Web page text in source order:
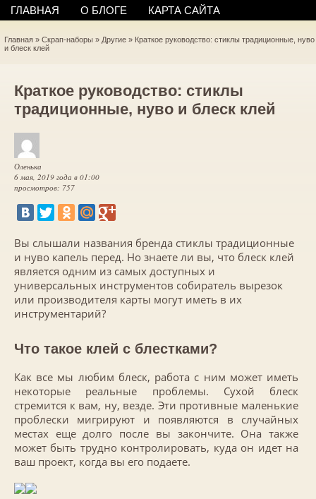
ГЛАВНАЯ О БЛОГЕ КАРТА САЙТА
Главная » Скрап-наборы » Другие » Краткое руководство: стиклы традиционные, нуво
и блеск клей
Краткое руководство: стиклы
традиционные, нуво и блеск клей
Оленька
6 мая, 2019 года в 01:00
просмотров: 757
Вы слышали названия бренда стиклы традиционные
и нуво капель перед. Но знаете ли вы, что блеск клей
является одним из самых доступных и
универсальных инструментов собиратель вырезок
или производителя карты могут иметь в их
инструментарий?
Что такое клей с блестками?
Как все мы любим блеск, работа с ним может иметь
некоторые реальные проблемы. Сухой блеск
стремится к вам, ну, везде. Эти противные маленькие
проблески мигрируют и появляются в случайных
местах еще долго после вы закончите. Она также
может быть трудно контролировать, куда он идет на
ваш проект, когда вы его подаете.